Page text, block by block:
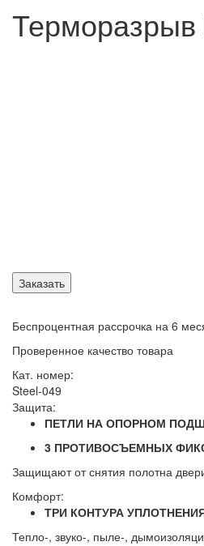
Заказать
Беспроцентная рассрочка на 6
Проверенное качество товара
Кат. номер:
Steel-049
Защита:
ПЕТЛИ НА ОПОРНОМ
3 ПРОТИВОСЪЕМНЫХ
Защищают от снятия полотна
Комфорт:
ТРИ КОНТУРА
Тепло-, звуко-, пыле-,